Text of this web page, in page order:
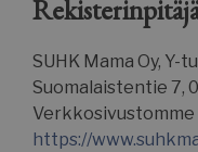
SUHK Mama Oy, Y-
Suomalaistentie 7,
Verkkosivustomme
https://